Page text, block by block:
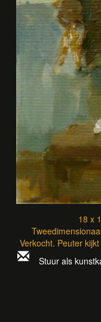
18 x
Verkocht. Peuter
Stuur als